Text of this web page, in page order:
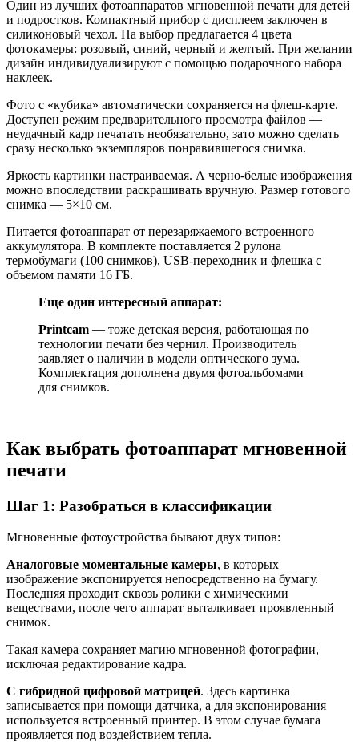
Один из лучших фотоаппаратов мгновенной печати для детей
и подростков. Компактный прибор с дисплеем заключен в
силиконовый чехол. На выбор предлагается 4 цвета
фотокамеры: розовый, синий, черный и желтый. При желании
дизайн индивидуализируют с помощью подарочного набора
наклеек.
Фото с «кубика» автоматически сохраняется на флеш-карте.
Доступен режим предварительного просмотра файлов —
неудачный кадр печатать необязательно, зато можно сделать
сразу несколько экземпляров понравившегося снимка.
Яркость картинки настраиваемая. А черно-белые изображения
можно впоследствии раскрашивать вручную. Размер готового
снимка — 5×10 см.
Питается фотоаппарат от перезаряжаемого встроенного
аккумулятора. В комплекте поставляется 2 рулона
термобумаги (100 снимков), USB-переходник и флешка с
объемом памяти 16 ГБ.
Еще один интересный аппарат:
Printcam — тоже детская версия, работающая по
технологии печати без чернил. Производитель
заявляет о наличии в модели оптического зума.
Комплектация дополнена двумя фотоальбомами
для снимков.
Как выбрать фотоаппарат мгновенной
печати
Шаг 1: Разобраться в классификации
Мгновенные фотоустройства бывают двух типов:
Аналоговые моментальные камеры, в которых
изображение экспонируется непосредственно на бумагу.
Последняя проходит сквозь ролики с химическими
веществами, после чего аппарат выталкивает проявленный
снимок.
Такая камера сохраняет магию мгновенной фотографии,
исключая редактирование кадра.
С гибридной цифровой матрицей. Здесь картинка
записывается при помощи датчика, а для экспонирования
используется встроенный принтер. В этом случае бумага
проявляется под воздействием тепла.